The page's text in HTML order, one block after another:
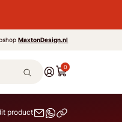
MaxtonDesign.nl
0
product